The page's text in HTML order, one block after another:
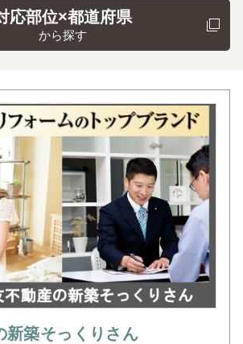
応部位×都道府県
から探す
新築そっくりさん